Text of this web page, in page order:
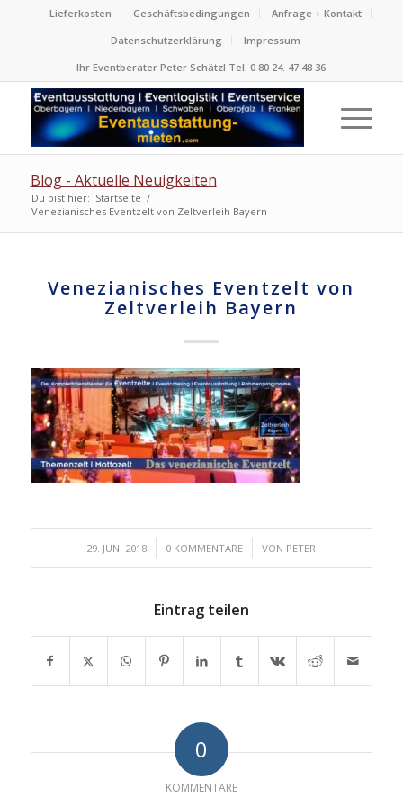
Lieferkosten Geschäftsbedingungen
Anfrage + Kontakt
Datenschutzerklärung
Impressum
Ihr Eventberater Peter Schätzl Tel. 0 80 24. 47 48 36
Blog - Aktuelle Neuigkeiten
Du bist hier: Startseite /
Venezianisches Eventzelt von Zeltverleih Bayern
Venezianisches Eventzelt von
Zeltverleih Bayern
29. JUNI 2018
/ 0 KOMMENTARE
/ VON PETER
Eintrag teilen
0
KOMMENTARE